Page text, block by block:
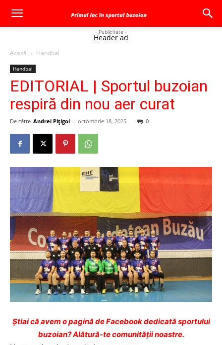
- Publicitate -
Header ad
Acasă Handbal
Handbal
EDITORIAL | Sportul buzoian
respiră din nou aer curat
De către Andrei Pițigoi - octombrie 18, 2025 0
Ştiai că avem o pagină de Facebook dedicată sportului
buzoian? Alătură-te comunității noastre.